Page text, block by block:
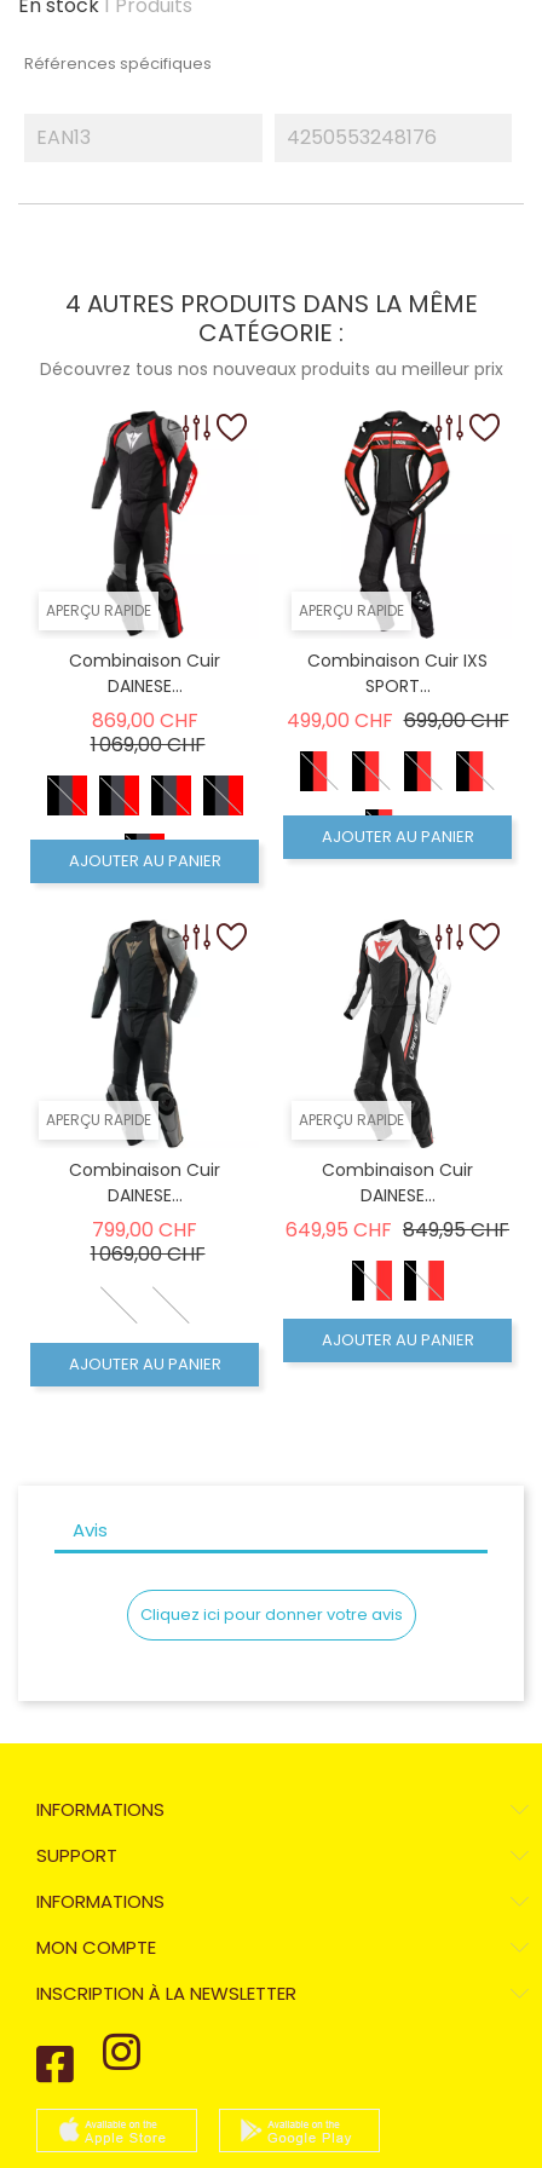
En stock 1 Produits
Références spécifiques
EAN13 4250553248176
4 AUTRES PRODUITS DANS LA MÊME
CATÉGORIE :
Découvrez tous nos nouveaux produits au meilleur prix
APERÇU RAPIDE
Combinaison Cuir
DAINESE...
869,00 CHFPrix de base
1 069,00 CHFPrix
AJOUTER AU PANIER
APERÇU RAPIDE
Combinaison Cuir IXS
SPORT...
499,00 CHF Prix de base
699,00 CHFPrix
AJOUTER AU PANIER
APERÇU RAPIDE
Combinaison Cuir
DAINESE...
799,00 CHF Prix de base
1 069,00 CHFPrix
AJOUTER AU PANIER
APERÇU RAPIDE
Combinaison Cuir
DAINESE...
649,95 CHF Prix de base
849,95 CHFPrix
AJOUTER AU PANIER
Avis
Cliquez ici pour donner votre avis
INFORMATIONS
SUPPORT
INFORMATIONS
MON COMPTE
INSCRIPTION À LA NEWSLETTER